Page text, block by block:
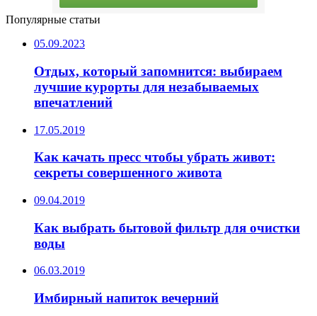
Популярные статьи
05.09.2023
Отдых, который запомнится: выбираем
лучшие курорты для незабываемых
впечатлений
17.05.2019
Как качать пресс чтобы убрать живот:
секреты совершенного живота
09.04.2019
Как выбрать бытовой фильтр для очистки
воды
06.03.2019
Имбирный напиток вечерний